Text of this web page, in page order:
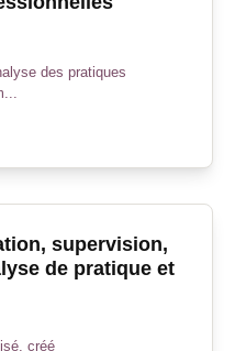
des pratiques
supervision,
de pratique et
créé